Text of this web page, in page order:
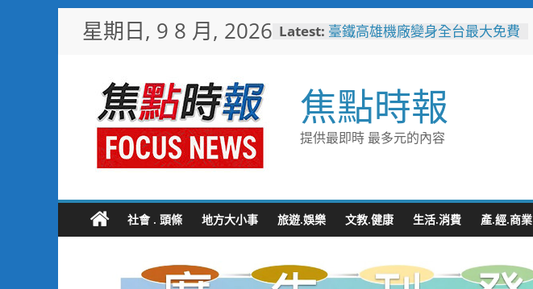
星期日, 9 8 月, 2026 Latest: 臺鐵高雄機廠變身全台最大免費
社區奪季軍、民榮社區獲佳作
岡山警民聯手暖助八旬嬤 「人
情味GPS」10分鐘找回返家路
跨國並肩彩排激盪爵士新火花
焦點時報
提供最即時 最多元的內容
社會 . 頭條 地方大小事 旅遊.娛樂 文教.健康 生活.消費 產.經.商業